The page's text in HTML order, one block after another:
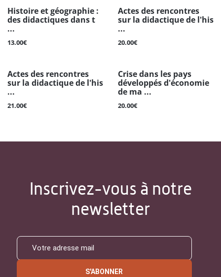
Histoire et géographie :
des didactiques dans t
...
13.00€
Actes des rencontres
sur la didactique de l'his
...
20.00€
Actes des rencontres
sur la didactique de l'his
...
21.00€
Crise dans les pays
développés d'économie
de ma ...
20.00€
Inscrivez-vous à notre
newsletter
S'ABONNER